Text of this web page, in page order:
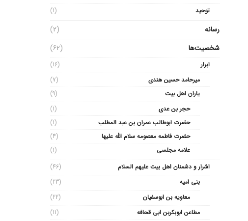
توحید (1)
رسانه
(2)
شخصیت‌ها
(62)
ابرار
(16)
میرحامد حسین هندی
(7)
یاران اهل بیت
(9)
حجر بن عدی
(1)
حضرت ابوطالب عمران بن عبد المطلب
(1)
حضرت فاطمه معصومه سلام الله علیها
(4)
علامه مجلسی
(1)
اشرار و دشمنان اهل بیت علیهم السلام
(46)
بنی امیه
(23)
معاویه بن ابوسفیان
(22)
مطاعن ابوبکربن ابی قحافه
(11)